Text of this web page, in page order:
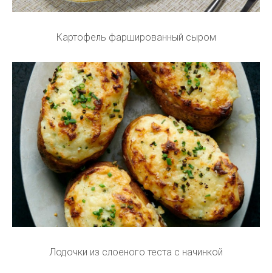
Картофель фаршированный сыром
Лодочки из слоеного теста с начинкой